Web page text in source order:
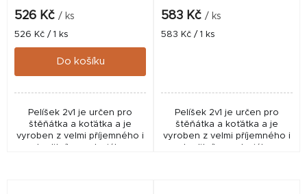
526 Kč / ks
Měrná
cena:
526 Kč / 1 ks
Do košíku
Pelíšek 2v1 je určen pro
štěňátka a koťátka a je
vyroben z velmi příjemného i
kvalitního materiálu.
583 Kč / ks
Měrná
583 Kč / 1 ks
Pelíšek 2v1 je určen pro
štěňátka a koťátka a je
vyroben z velmi příjemného i
kvalitního materiálu.